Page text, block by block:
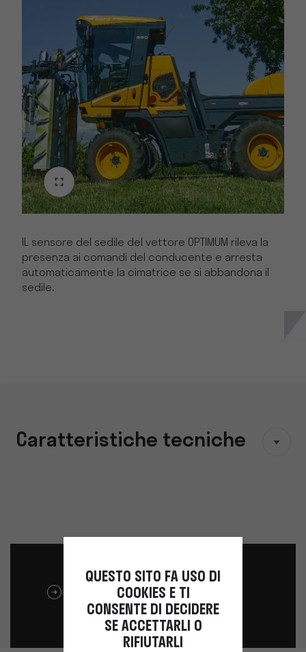
IL sensore del sedile del vettore OPTIMUM rileva la
presenza ai comandi del conducente e arresta
automaticamente la cimatrice se si abbandona il
sedile.
Caratteristiche tecniche
SCARICA LA BROCHURE
QUESTO SITO FA USO DI
COOKIES E TI
CONSENTE DI DECIDERE
SE ACCETTARLI O
RIFIUTARLI